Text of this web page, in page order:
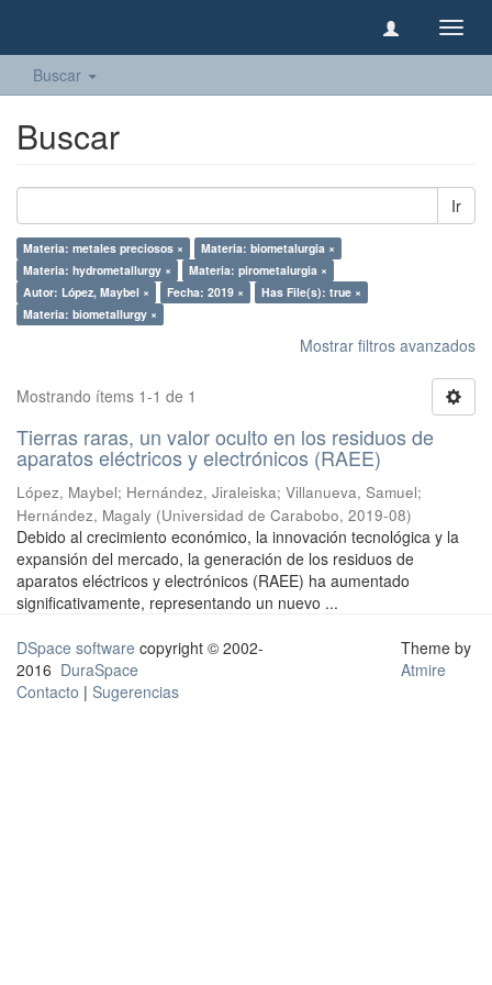
Buscar
Buscar
Ir
Materia: metales preciosos ×
Materia: biometalurgia ×
Materia: hydrometallurgy ×
Materia: pirometalurgia ×
Autor: López, Maybel ×
Fecha: 2019 ×
Has File(s): true ×
Materia: biometallurgy ×
Mostrar filtros avanzados
Mostrando ítems 1-1 de 1
Tierras raras, un valor oculto en los residuos de
aparatos eléctricos y electrónicos (RAEE)
López, Maybel; Hernández, Jiraleiska; Villanueva, Samuel;
Hernández, Magaly (Universidad de Carabobo, 2019-08)
Debido al crecimiento económico, la innovación tecnológica y la
expansión del mercado, la generación de los residuos de
aparatos eléctricos y electrónicos (RAEE) ha aumentado
significativamente, representando un nuevo ...
DSpace software copyright © 2002-
2016 DuraSpace
Contacto | Sugerencias
Theme by
Atmire